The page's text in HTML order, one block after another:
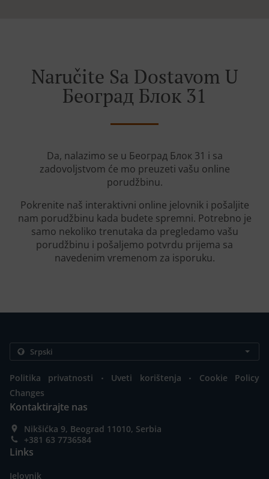
Naručite Sa Dostavom U
Београд Блок 31
Da, nalazimo se u Београд Блок 31 i sa
zadovoljstvom će mo preuzeti vašu online
porudžbinu.
Pokrenite naš interaktivni online jelovnik i pošaljite
nam porudžbinu kada budete spremni. Potrebno je
samo nekoliko trenutaka da pregledamo vašu
porudžbinu i pošaljemo potvrdu prijema sa
navedenim vremenom za isporuku.
Politika privatnosti . Uveti korištenja .
Cookie Policy
Changes
Kontaktirajte nas
Nikšićka 9, Beograd 11010, Serbia
+381 63 7736584
Links
Jelovnik